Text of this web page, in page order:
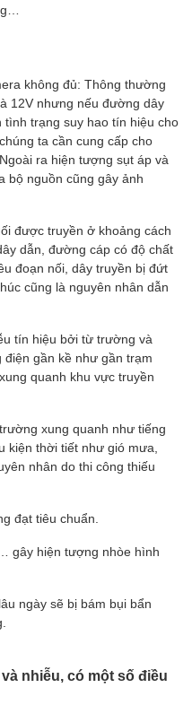
không đủ: Thông thường
12V nhưng nếu đường dây
trạng suy hao tín hiệu cho
ta cần cung cấp cho
ra hiện tượng sụt áp và
bộ nguồn cũng gây ảnh
được truyền ở khoảng cách
dẫn, đường cáp có độ chất
đoạn nối, dây truyền bị đứt
cũng là nguyên nhân dẫn
tín hiệu bởi từ trường và
gần kề như gần trạm
quanh khu vực truyền
xung quanh như tiếng
kiện thời tiết như gió mưa,
nhân do thi công thiếu
đạt tiêu chuẩn.
gây hiện tượng nhòe hình
ngày sẽ bị bám bụi bẩn
nhiễu, có một số điều